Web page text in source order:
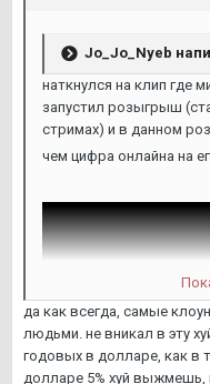
Jo_Jo_Nyeb
наткнулся на клип где
запустил розыгрыш
стримах) и в данном
чем цифра онлайна на
да как всегда, самые
людьми. не вникал в эту
годовых в долларе, как в
долларе 5% хуй выжмешь,